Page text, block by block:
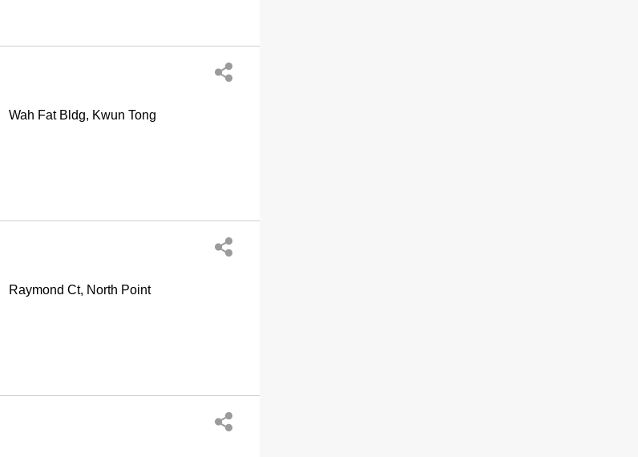
Wah Fat Bldg, Kwun Tong
Raymond Ct, North Point